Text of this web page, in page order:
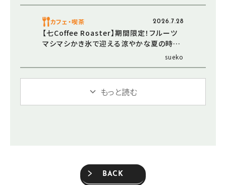
カフェ・喫茶 2026.7.28
【七Coffee Roaster】期間限定！フルーツ
マシマシかき氷で迎える涼やかな夏の時間
sueko
もっと読む
BACK